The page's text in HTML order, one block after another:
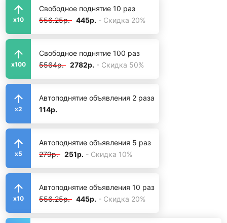
x10
Свободное поднятие 10 раз
556.25р. 445р. - Скидка 20%
x100
Свободное поднятие 100 раз
5564р. 2782р. - Скидка 50%
x2
Автоподнятие объявления 2 раза
114р.
x5
Автоподнятие объявления 5 раз
279р. 251р. - Скидка 10%
x10
Автоподнятие объявления 10 раз
556.25р. 445р. - Скидка 20%